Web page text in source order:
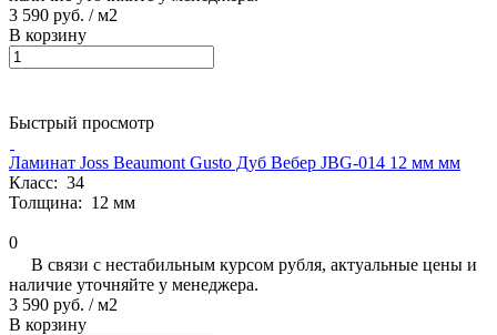
3 590 руб. / м2
В корзину
Быстрый просмотр
Ламинат Joss Beaumont Gusto Дуб Вебер JBG-014 12 мм мм
Класс: 34
Толщина: 12 мм
0
В связи с нестабильным курсом рубля, актуальные цены и
наличие уточняйте у менеджера.
3 590 руб. / м2
В корзину